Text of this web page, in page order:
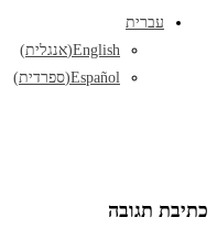
עברית
English
(אנגלית)
Español
(ספרדית)
כתיבת תגובה